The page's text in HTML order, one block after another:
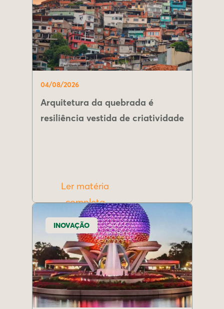
04/08/2026
Arquitetura da quebrada é
resiliência vestida de criatividade
Ler matéria
completa
INOVAÇÃO